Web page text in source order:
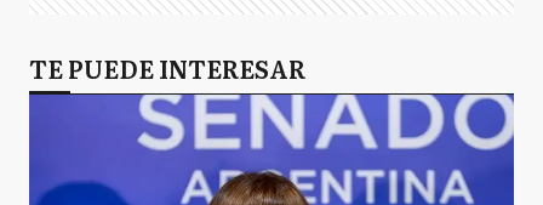
TE PUEDE INTERESAR